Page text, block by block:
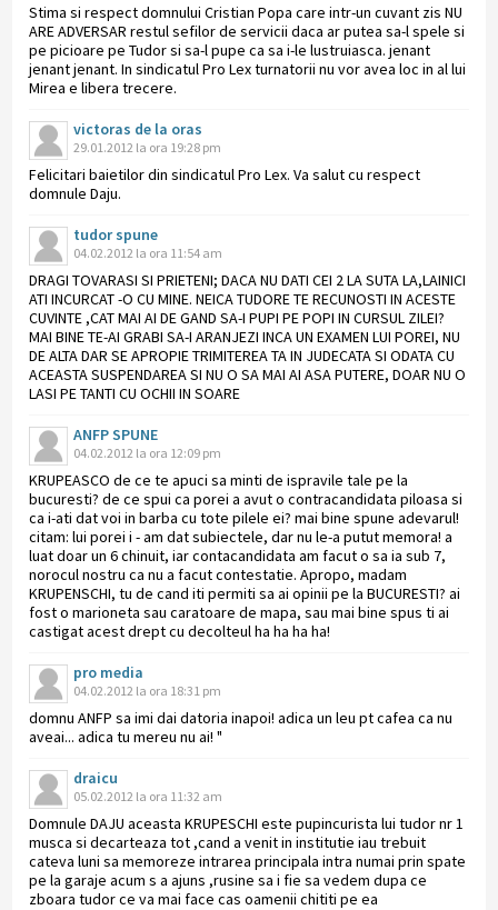
Stima si respect domnului Cristian Popa care intr-un cuvant zis NU
ARE ADVERSAR restul sefilor de servicii daca ar putea sa-l spele si
pe picioare pe Tudor si sa-l pupe ca sa i-le lustruiasca. jenant
jenant jenant. In sindicatul Pro Lex turnatorii nu vor avea loc in al lui
Mirea e libera trecere.
victoras de la oras
29.01.2012 la ora 19:28 pm
Felicitari baietilor din sindicatul Pro Lex. Va salut cu respect
domnule Daju.
tudor spune
04.02.2012 la ora 11:54 am
DRAGI TOVARASI SI PRIETENI; DACA NU DATI CEI 2 LA SUTA LA,LAINICI
ATI INCURCAT -O CU MINE. NEICA TUDORE TE RECUNOSTI IN ACESTE
CUVINTE ,CAT MAI AI DE GAND SA-I PUPI PE POPI IN CURSUL ZILEI?
MAI BINE TE-AI GRABI SA-I ARANJEZI INCA UN EXAMEN LUI POREI, NU
DE ALTA DAR SE APROPIE TRIMITEREA TA IN JUDECATA SI ODATA CU
ACEASTA SUSPENDAREA SI NU O SA MAI AI ASA PUTERE, DOAR NU O
LASI PE TANTI CU OCHII IN SOARE
ANFP SPUNE
04.02.2012 la ora 12:09 pm
KRUPEASCO de ce te apuci sa minti de ispravile tale pe la
bucuresti? de ce spui ca porei a avut o contracandidata piloasa si
ca i-ati dat voi in barba cu tote pilele ei? mai bine spune adevarul!
citam: lui porei i - am dat subiectele, dar nu le-a putut memora! a
luat doar un 6 chinuit, iar contacandidata am facut o sa ia sub 7,
norocul nostru ca nu a facut contestatie. Apropo, madam
KRUPENSCHI, tu de cand iti permiti sa ai opinii pe la BUCURESTI? ai
fost o marioneta sau caratoare de mapa, sau mai bine spus ti ai
castigat acest drept cu decolteul ha ha ha ha!
pro media
04.02.2012 la ora 18:31 pm
domnu ANFP sa imi dai datoria inapoi! adica un leu pt cafea ca nu
aveai... adica tu mereu nu ai! "
draicu
05.02.2012 la ora 11:32 am
Domnule DAJU aceasta KRUPESCHI este pupincurista lui tudor nr 1
musca si decarteaza tot ,cand a venit in institutie iau trebuit
cateva luni sa memoreze intrarea principala intra numai prin spate
pe la garaje acum s a ajuns ,rusine sa i fie sa vedem dupa ce
zboara tudor ce va mai face cas oamenii chititi pe ea